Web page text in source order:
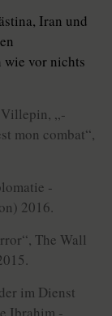
Iran und
wie vor nichts
Villepin, „­
mon ­combat“,
2016.
The Wall
im Dienst